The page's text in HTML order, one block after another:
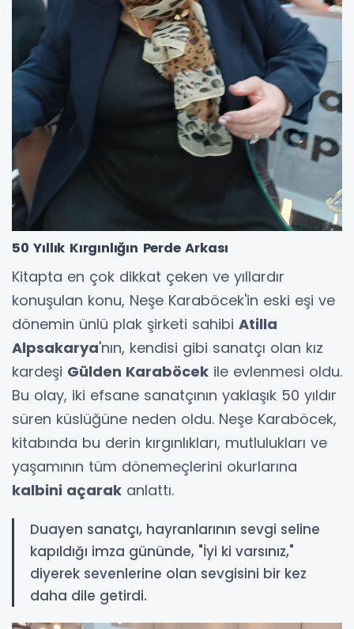
50 Yıllık Kırgınlığın Perde Arkası
Kitapta en çok dikkat çeken ve yıllardır
konuşulan konu, Neşe Karaböcek'in eski eşi ve
dönemin ünlü plak şirketi sahibi Atilla
Alpsakarya'nın, kendisi gibi sanatçı olan kız
kardeşi Gülden Karaböcek ile evlenmesi oldu.
Bu olay, iki efsane sanatçının yaklaşık 50 yıldır
süren küslüğüne neden oldu. Neşe Karaböcek,
kitabında bu derin kırgınlıkları, mutlulukları ve
yaşamının tüm dönemeçlerini okurlarına
kalbini açarak anlattı.
Duayen sanatçı, hayranlarının sevgi seline
kapıldığı imza gününde, "İyi ki varsınız,"
diyerek sevenlerine olan sevgisini bir kez
daha dile getirdi.